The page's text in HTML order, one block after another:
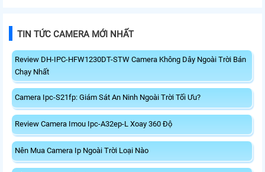
TIN TỨC CAMERA MỚI NHẤT
Review DH-IPC-HFW1230DT-STW Camera Không Dây Ngoài Trời Bán
Chạy Nhất
Camera Ipc-S21fp: Giám Sát An Ninh Ngoài Trời Tối Ưu?
Review Camera Imou Ipc-A32ep-L Xoay 360 Độ
Nên Mua Camera Ip Ngoài Trời Loại Nào